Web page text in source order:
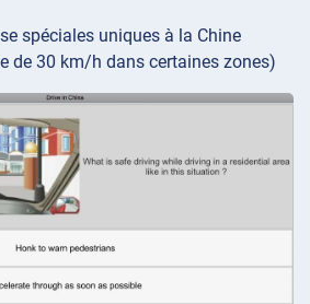
spéciales uniques à la Chine
de 30 km/h dans certaines zones)